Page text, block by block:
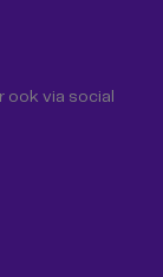
ook via social